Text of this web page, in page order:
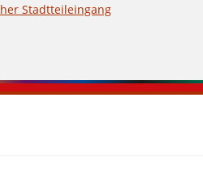
Stadtteileingang